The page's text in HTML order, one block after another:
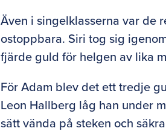
Även i singelklasserna var de
ostoppbara. Siri tog sig
fjärde guld för helgen av lika
För Adam blev det ett tredje
Leon Hallberg låg han under
sätt vända på steken och